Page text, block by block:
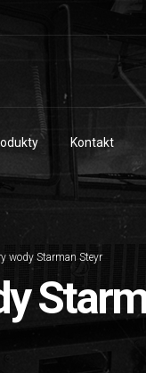
Kontakt
wody Starman Steyr